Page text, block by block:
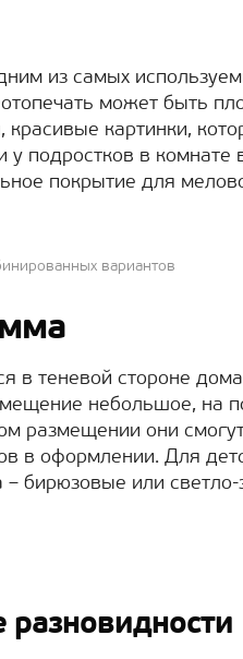
из самых
может быть
картинки,
у подростков в
покрытие для
вариантов
в теневой стороне
небольшое, на
размещении они
в оформлении. Для
– бирюзовые или
разновидности